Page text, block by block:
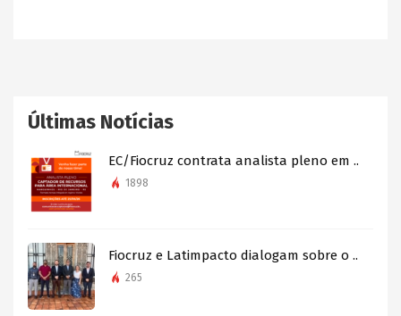
Últimas Notícias
EC/Fiocruz contrata analista pleno em ..
1898
Fiocruz e Latimpacto dialogam sobre o ..
265